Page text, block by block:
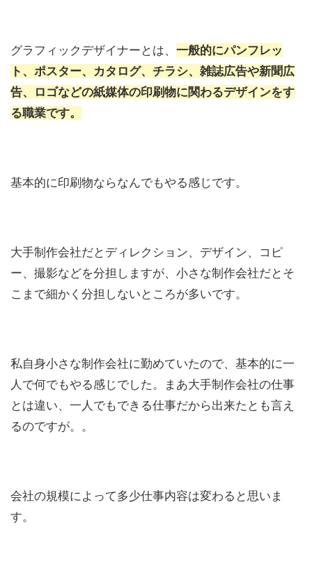
グラフィックデザイナーとは、 一般的にパンフレッ
ト、ポスター、カタログ、チラシ、雑誌広告や新聞広
告、ロゴなどの紙媒体の印刷物に関わるデザインをす
る職業です。
基本的に印刷物ならなんでもやる感じです。
大手制作会社だとディレクション、デザイン、コピ
ー、撮影などを分担しますが、小さな制作会社だとそ
こまで細かく分担しないところが多いです。
私自身小さな制作会社に勤めていたので、基本的に一
人で何でもやる感じでした。まあ大手制作会社の仕事
とは違い、一人でもできる仕事だから出来たとも言え
るのですが。。
会社の規模によって多少仕事内容は変わると思いま
す。